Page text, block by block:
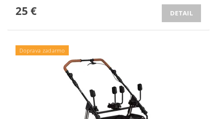
25 € DETAIL
Doprava zadarmo